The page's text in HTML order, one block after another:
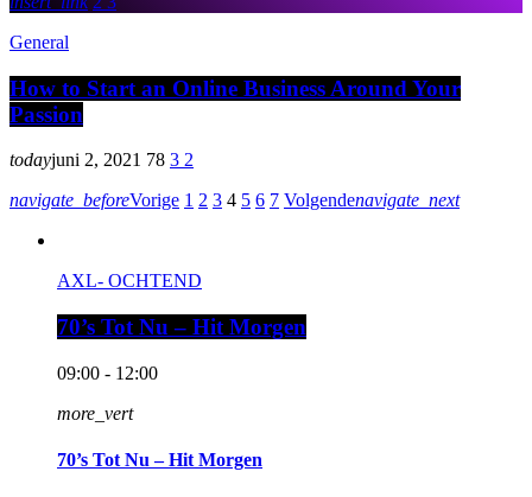
General
How to Start an Online Business Around Your
Passion
todayjuni 2, 2021 78 3 2
navigate_beforeVorige 1 2 3 4 5 6 7 Volgendenavigate_next
AXL- OCHTEND
70’s Tot Nu – Hit Morgen
09:00 - 12:00
more_vert
70’s Tot Nu – Hit Morgen